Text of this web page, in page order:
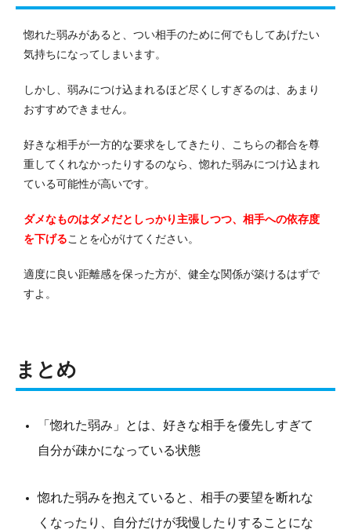
惚れた弱みがあると、つい相手のために何でもしてあげたい
気持ちになってしまいます。
しかし、弱みにつけ込まれるほど尽くしすぎるのは、あまり
おすすめできません。
好きな相手が一方的な要求をしてきたり、こちらの都合を尊
重してくれなかったりするのなら、惚れた弱みにつけ込まれ
ている可能性が高いです。
ダメなものはダメだとしっかり主張しつつ、相手への依存度
を下げることを心がけてください。
適度に良い距離感を保った方が、健全な関係が築けるはずで
すよ。
まとめ
「惚れた弱み」とは、好きな相手を優先しすぎて
自分が疎かになっている状態
惚れた弱みを抱えていると、相手の要望を断れな
くなったり、自分だけが我慢したりすることにな